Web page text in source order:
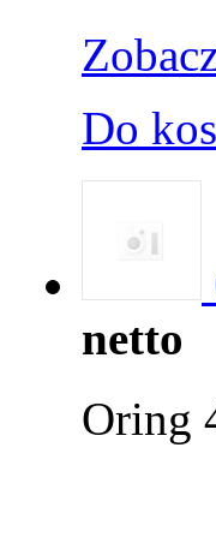
Do
netto
Oring